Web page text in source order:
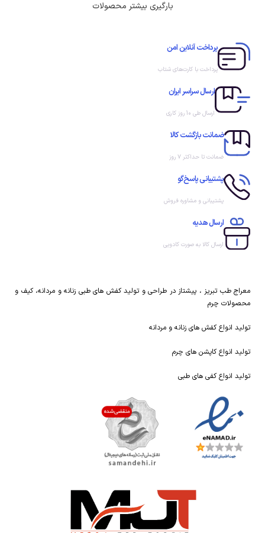
بارگیری بیشتر محصولات
پرداخت آنلاین امن
پرداخت با کارت‌های شتاب
ارسال سراسر ایران
ارسال طی 10 روز کاری
ضمانت بازگشت کالا
ضمانت تا حداکثر ۷ روز
پشتیبانی پاسخ‌گو
پشتیبانی و مشاوره فروش
ارسال هدیه
ارسال کالا به صورت کادویی
معراج طب تبریز ، پیشتاز در طراحی و تولید کفش های طبی زنانه و مردانه، کیف و
محصولات چرم
تولید انواع کفش های زنانه و مردانه
تولید انواع کاپشن های چرم
تولید انواع کفی های طبی